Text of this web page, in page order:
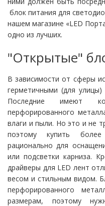
блок питания для
нашем магазине «LED
одно из лучших.
"Открытые"
В зависимости от сферы
герметичными (для
Последние имеют
перфорированного
влаги и пыли. Но это и не
поэтому купить
рационально для
или подсветки карниза.
драйверы для LED лент
весом и стильным видом.
перфорированного
размерам, поэтому